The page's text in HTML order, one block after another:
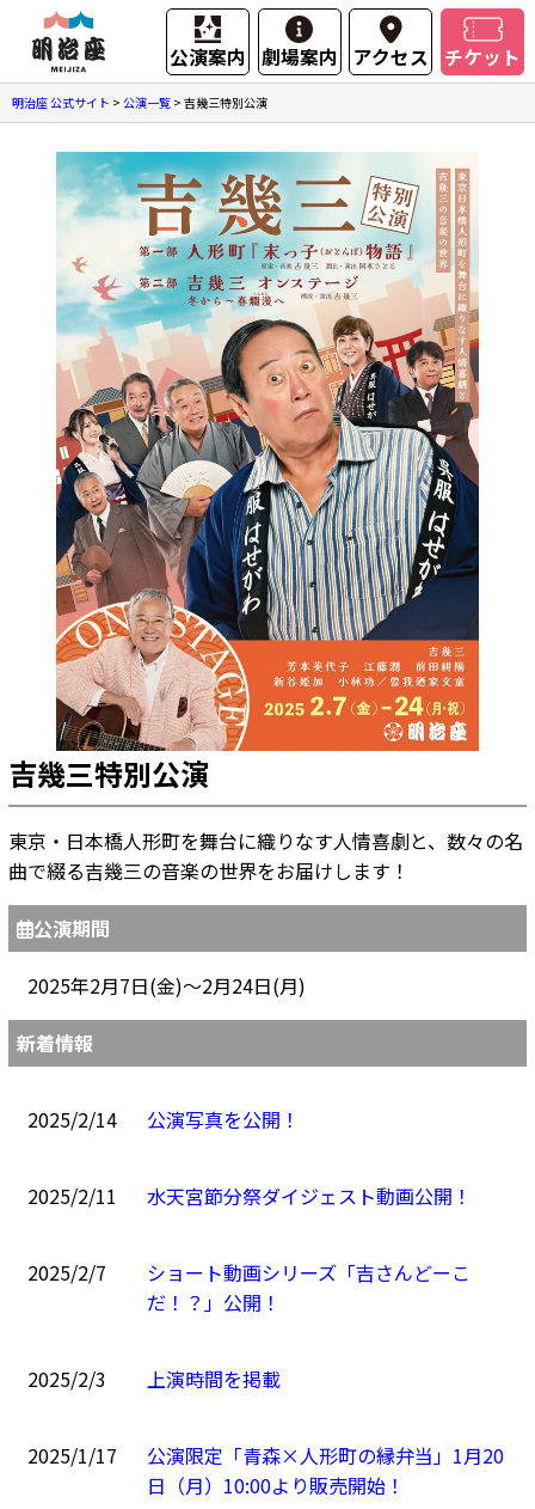
公演案内 劇場案内 アクセス チケット
明治座 公式サイト > 公演一覧 > 吉幾三特別公演
吉幾三特別公演
東京・日本橋人形町を舞台に織りなす人情喜劇と、数々の名
曲で綴る吉幾三の音楽の世界をお届けします！
公演期間
2025年2月7日(金)～2月24日(月)
新着情報
2025/2/14 公演写真を公開！
2025/2/11 水天宮節分祭ダイジェスト動画公開！
2025/2/7
ショート動画シリーズ「吉さんどーこ
だ！？」公開！
2025/2/3 上演時間を掲載
2025/1/17
公演限定「青森×人形町の縁弁当」1月20
日（月）10:00より販売開始！